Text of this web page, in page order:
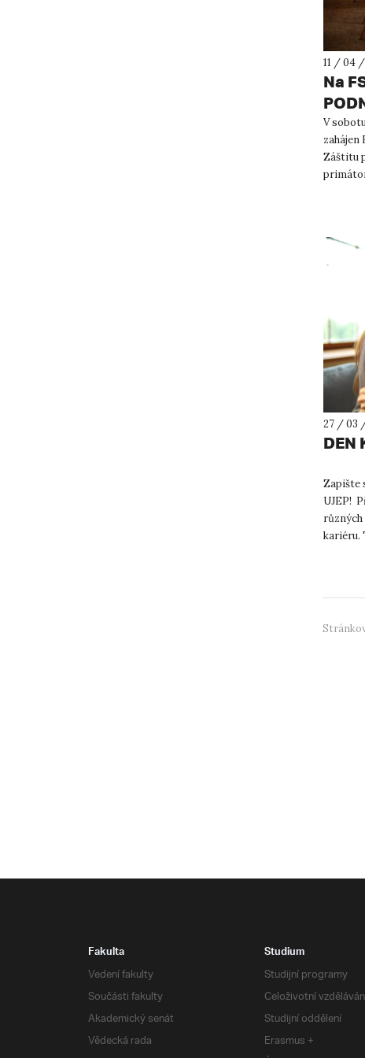
11 / 04
Na
V
zahájen
Záštitu
27 / 03
DEN
Zapište
UJEP!
kariéru.
Fakulta
Vedení fakulty
Součásti fakulty
Akademický senát
Vědecká rada
Studium
Studijní programy
Celoživotní
Studijní oddělení
Erasmus +